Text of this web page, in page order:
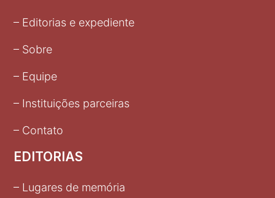
– Editorias e expediente
– Sobre
– Equipe
– Instituições parceiras
– Contato
EDITORIAS
– Lugares de memória